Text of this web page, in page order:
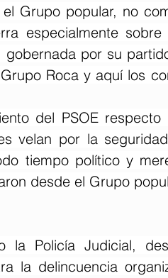
Grupo popular, no
especialmente
gobernada por su
Roca y aquí los
del PSOE
velan por la
tiempo político y
desde el Grupo
la Policía Judicial,
la delincuencia